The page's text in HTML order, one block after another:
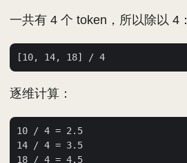
一共有 4 个 token，所以除以 4：
逐维计算：
10 / 4 = 2.5
14 / 4 = 3.5